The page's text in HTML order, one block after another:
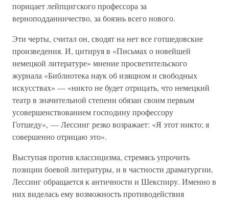
порицает лейпцигского профессора за
верноподданничество, за боязнь всего нового.
Эти черты, считал он, сводят на нет все готшедовские
произведения. И, цитируя в «Письмах о новейшей
немецкой литературе» мнение просветительского
журнала «Библиотека наук об изящном и свободных
искусствах» — «никто не будет отрицать, что немецкий
театр в значительной степени обязан своим первым
усовершенствованием господину профессору
Готшеду», — Лессинг резко возражает: «Я этот никто; я
совершенно отрицаю это».
Выступая против классицизма, стремясь упрочить
позиции боевой литературы, и в частности драматургии,
Лессинг обращается к античности и Шекспиру. Именно в
них виделась ему возможность противодействия